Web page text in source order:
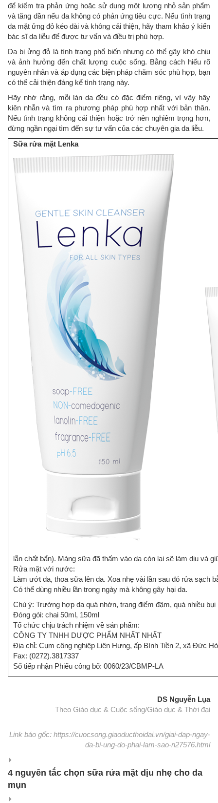
để kiểm tra phản ứng hoặc sử dụng một lượng nhỏ sản phẩm
và tăng dần nếu da không có phản ứng tiêu cực. Nếu tình trạng
da mặt ửng đỏ kéo dài và không cải thiện, hãy tham khảo ý kiến
bác sĩ da liễu để được tư vấn và điều trị phù hợp.
Da bị ửng đỏ là tình trạng phổ biến nhưng có thể gây khó chịu
và ảnh hưởng đến chất lượng cuộc sống. Bằng cách hiểu rõ
nguyên nhân và áp dụng các biện pháp chăm sóc phù hợp, bạn
có thể cải thiện đáng kể tình trạng này.
Hãy nhớ rằng, mỗi làn da đều có đặc điểm riêng, vì vậy hãy
kiên nhẫn và tìm ra phương pháp phù hợp nhất với bản thân.
Nếu tình trạng không cải thiện hoặc trở nên nghiêm trọng hơn,
đừng ngần ngại tìm đến sự tư vấn của các chuyên gia da liễu.
Sữa rửa mặt Lenka
lẫn chất bẩn). Màng sữa đã thấm vào da còn lại sẽ làm dịu và
Rửa mặt với nước:
Làm ướt da, thoa sữa lên da. Xoa nhẹ vài lần sau đó rửa sạch
Có thể dùng nhiều lần trong ngày mà không gây hại da.
Chú ý: Trường hợp da quá nhờn, trang điểm đậm, quá nhiều
Đóng gói: chai 50ml, 150ml
Tổ chức chịu trách nhiệm về sản phẩm:
CÔNG TY TNHH DƯỢC PHẨM NHẤT NHẤT
Địa chỉ: Cụm công nghiệp Liên Hưng, ấp Bình Tiền 2, xã Đức
Fax: (0272).3817337
Số tiếp nhận Phiếu công bố: 0060/23/CBMP-LA
DS Nguyễn Lụa
Theo Giáo dục & Cuộc sống/Giáo dục & Thời đại
Link báo gốc: https://cuocsong.giaoducthoidai.vn/giai-dap-ngay-
da-bi-ung-do-phai-lam-sao-n27576.html
4 nguyên tắc chọn sữa rửa mặt dịu nhẹ cho da
mụn